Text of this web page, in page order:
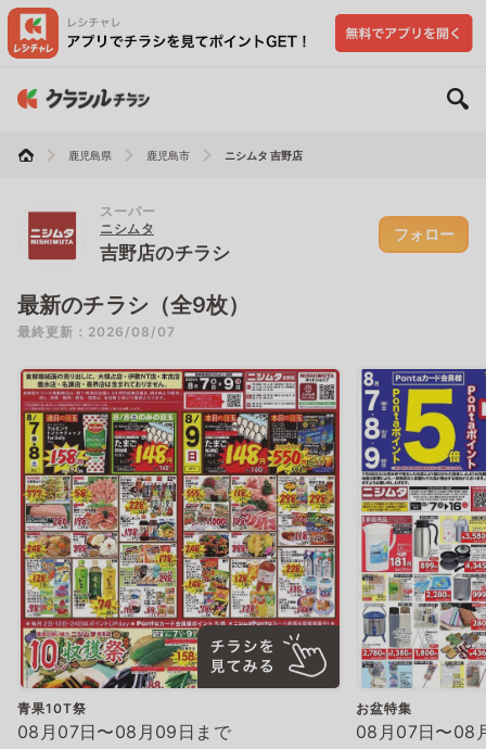
鹿児島県 鹿児島市 ニシムタ 吉野店
スーパー
ニシムタ
吉野店のチラシ
フォロー
最新のチラシ（全9枚）
最終更新：2026/08/07
青果10T祭
08月07日〜08月09日まで
お盆特集
08月07日〜08